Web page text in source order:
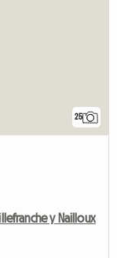
25
y Nailloux